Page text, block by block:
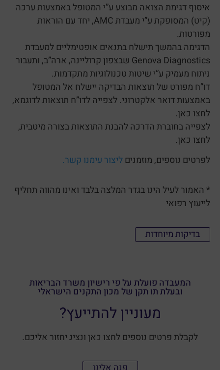
איסוף דגימת הצואה מבוצע ע”י המטופל באמצעות ערכה
(קיט) המסופקת ע”י מעבדת AMC, יחד עם הוראות
מפורטות.
הדגימה בהמשך תישלח בתנאים אופטימליים למעבדת
Genova Diagnostics שבצפון קרוליינה, ארה”ב, ותעבור
ניתוח מעמיק ע”י שיטות טכנולוגיות מתקדמות.
דו”ח מפורט של תוצאות הבדיקה יישלח אל המטופל
באמצעות דואר אלקטרוני. לצפייה לדו”ח תוצאות לדוגמא,
לחצו כאן.
לצפייה בחוברת הדרכה להבנת התוצאות בצורה מיטבית,
לחצו כאן.
לפרטים נוספים, מוזמניםליצור עימנו קשר.
* האמור לעיל הינו בגדר המלצה בלבד ואינו מהווה תחליף
לייעוץ רפואי
בדיקות מיוחדות
המעבדה פועלת על פי רישיון משרד הבריאות
ובעלת תו תקן של מכון התקנים הישראלי
מעוניין להתייעץ?
לקבלת פרטים נוספים לחצו כאן ונציג יחזור אליכם.